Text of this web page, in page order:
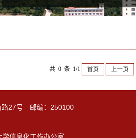
共 0 条 1/1 首页 上一页
路27号 邮编：250100